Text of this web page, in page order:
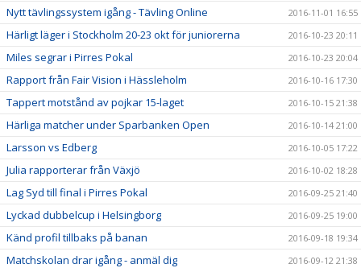
Nytt tävlingssystem igång - Tävling Online 2016-11-01 16:55
Härligt läger i Stockholm 20-23 okt för juniorerna 2016-10-23 20:11
Miles segrar i Pirres Pokal 2016-10-23 20:04
Rapport från Fair Vision i Hässleholm 2016-10-16 17:30
Tappert motstånd av pojkar 15-laget 2016-10-15 21:38
Härliga matcher under Sparbanken Open 2016-10-14 21:00
Larsson vs Edberg 2016-10-05 17:22
Julia rapporterar från Växjö 2016-10-02 18:28
Lag Syd till final i Pirres Pokal 2016-09-25 21:40
Lyckad dubbelcup i Helsingborg 2016-09-25 19:00
Känd profil tillbaks på banan 2016-09-18 19:34
Matchskolan drar igång - anmäl dig 2016-09-12 21:38